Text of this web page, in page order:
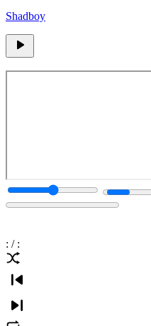
Shadboy
: / :